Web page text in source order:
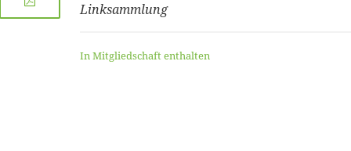
Linksammlung
In Mitgliedschaft enthalten